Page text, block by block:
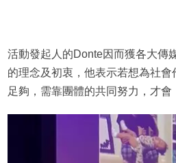
活動發起人的Donte因而獲各大傳
的理念及初衷，他表示若想為社
足夠，需靠團體的共同努力，才會